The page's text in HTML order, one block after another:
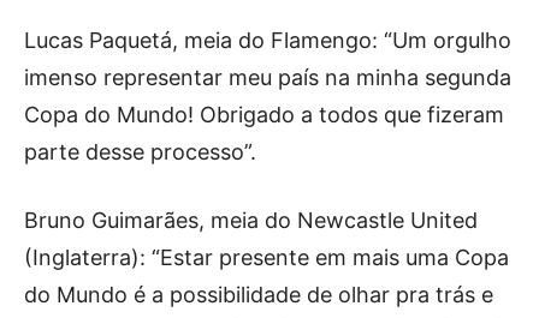
Lucas Paquetá, meia do Flamengo: “Um orgulho
imenso representar meu país na minha segunda
Copa do Mundo! Obrigado a todos que fizeram
parte desse processo”.
Bruno Guimarães, meia do Newcastle United
(Inglaterra): “Estar presente em mais uma Copa
do Mundo é a possibilidade de olhar pra trás e